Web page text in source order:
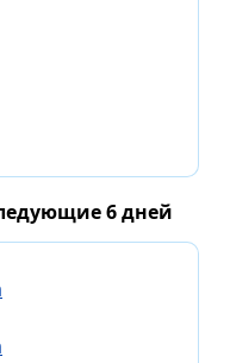
6 дней